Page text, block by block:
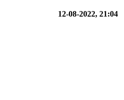
12-08-2022, 21:04